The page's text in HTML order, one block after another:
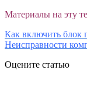
Материалы на эту
Как включить блок
Неисправности
Оцените статью